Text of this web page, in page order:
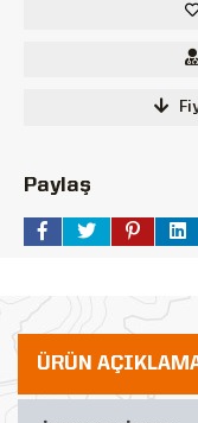
Paylaş
ÜRÜN